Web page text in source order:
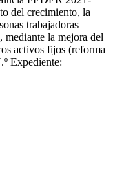
del crecimiento, la
trabajadoras
mediante la mejora del
activos fijos (reforma
Expediente: